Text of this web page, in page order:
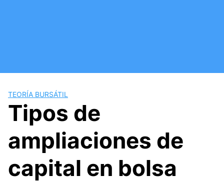
TEORÍA BURSÁTIL
Tipos de
ampliaciones de
capital en bolsa